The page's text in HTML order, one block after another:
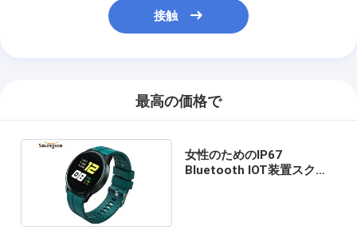
接触
最高の価格で
女性のためのIP67
Bluetooth IOT装置スクリ